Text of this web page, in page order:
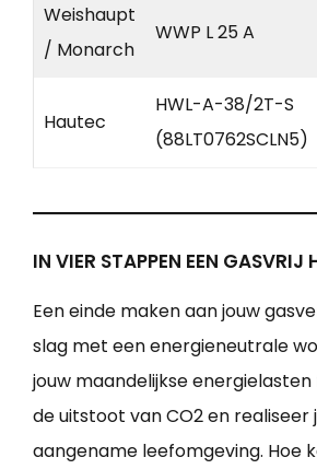
Weishaupt
/ Monarch
WWP L 25 A
Hautec
HWL-A-38/2T-S
(88LT0762SCLN5)
IN VIER STAPPEN EEN GASVRIJ
Een einde maken aan jouw
slag met een energieneutrale
jouw maandelijkse
de uitstoot van CO2 en realiseer
aangename leefomgeving. Hoe